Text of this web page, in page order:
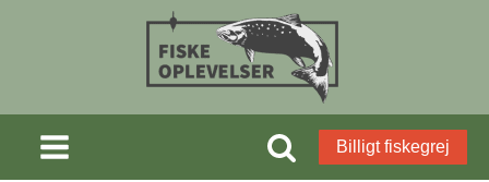
Billigt fiskegrej